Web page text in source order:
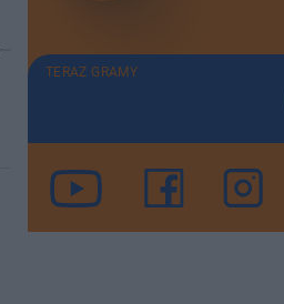
TERAZ GRAMY